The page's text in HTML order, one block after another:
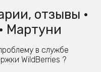
отзывы •
Мартуни
в службе
WildBerries ?